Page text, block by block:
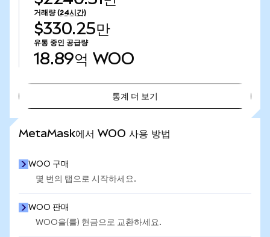
거래량 (24시간)
$330.25만
유통 중인 공급량
18.89억 WOO
통계 더 보기
MetaMask에서 WOO 사용 방법
WOO 구매
몇 번의 탭으로 시작하세요.
WOO 판매
WOO을(를) 현금으로 교환하세요.